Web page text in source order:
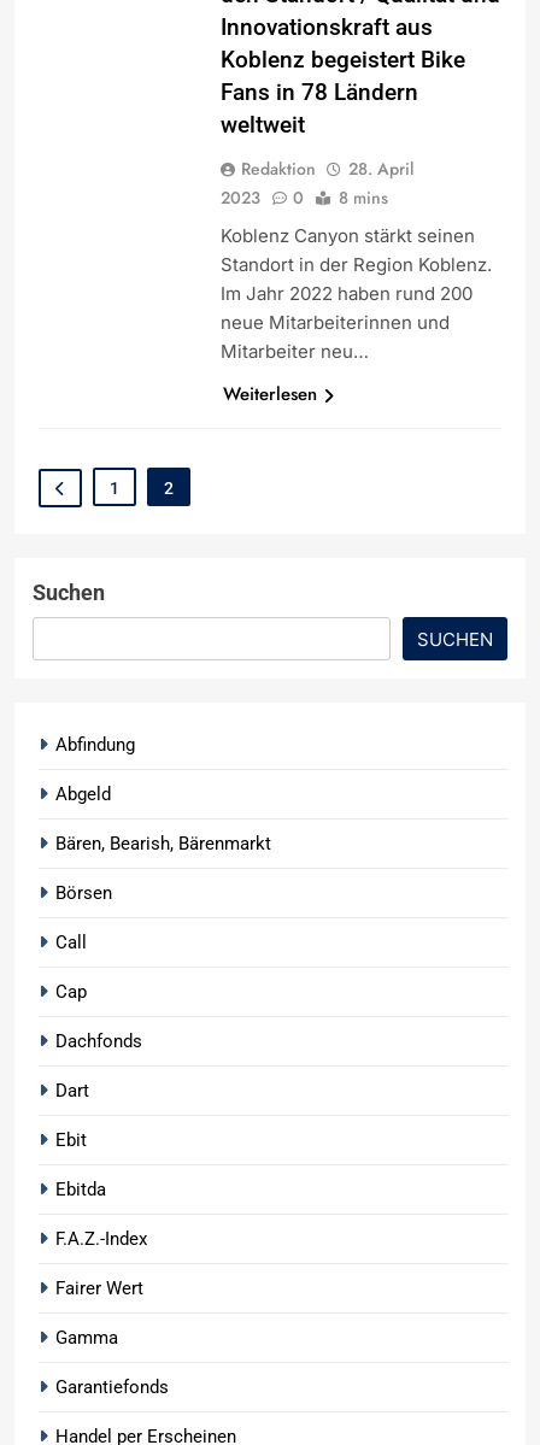
Innovationskraft aus
Koblenz begeistert Bike
Fans in 78 Ländern
weltweit
Redaktion
28. April
2023
0 8 mins
Koblenz Canyon stärkt seinen
Standort in der Region Koblenz.
Im Jahr 2022 haben rund 200
neue Mitarbeiterinnen und
Mitarbeiter neu…
Weiterlesen
1 2
Suchen
SUCHEN
Abfindung
Abgeld
Bären, Bearish, Bärenmarkt
Börsen
Call
Cap
Dachfonds
Dart
Ebit
Ebitda
F.A.Z.-Index
Fairer Wert
Gamma
Garantiefonds
Handel per Erscheinen